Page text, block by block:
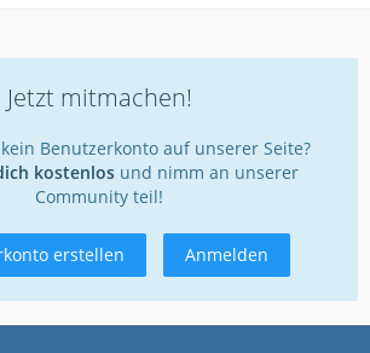
Jetzt mitmachen!
Benutzerkonto auf unserer Seite?
kostenlos und nimm an unserer
Community teil!
erstellen Anmelden